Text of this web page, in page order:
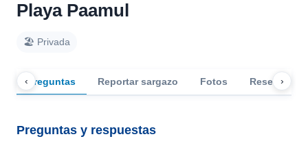
Playa Paamul
🏖️ Privada
‹ Preguntas Reportar sargazo Fotos Reseñas
›
Preguntas y respuestas